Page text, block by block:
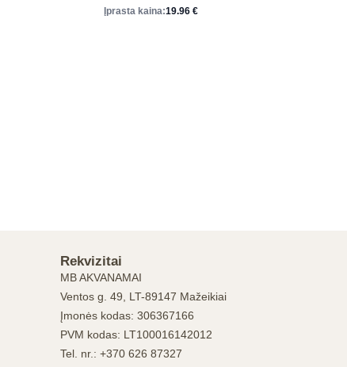
Įprasta kaina:19.96 €
Rekvizitai
MB AKVANAMAI
Ventos g. 49, LT-89147 Mažeikiai
Įmonės kodas: 306367166
PVM kodas: LT100016142012
Tel. nr.: +370 626 87327